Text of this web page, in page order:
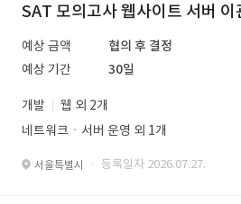
SAT 모의고사 웹사이트 서버 이
예상 금액
협의 후 결정
예상 기간
30일
개발
웹 외 2개
네트워크ㆍ서버 운영 외 1개
서울특별시 · 등록일자 2026.07.27.